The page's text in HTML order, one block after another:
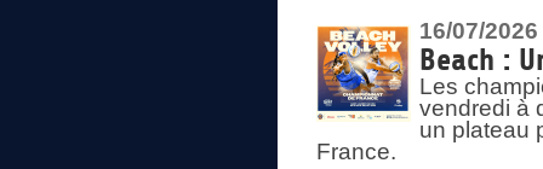
16/07/2026
Beach :
Les
vendredi à
un plateau
France.